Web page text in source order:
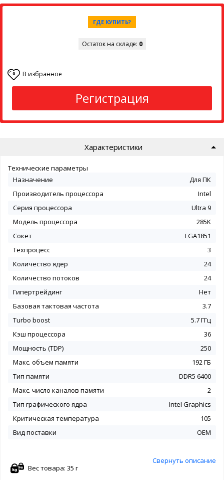
ГДЕ КУПИТЬ?
Остаток на складе: 0
0 В избранное
Регистрация
Характеристики
Технические параметры
Назначение
Для ПК
Производитель процессора
Intel
Серия процессора
Ultra 9
Модель процессора
285K
Сокет
LGA1851
Техпроцесс
3
Количество ядер
24
Количество потоков
24
Гипертрейдинг
Нет
Базовая тактовая частота
3.7
Turbo boost
5.7 ГГц
Кэш процессора
36
Мощность (TDP)
250
Макс. объем памяти
192 ГБ
Тип памяти
DDR5 6400
Макс. число каналов памяти
2
Тип графического ядра
Intel Graphics
Критическая температура
105
Вид поставки
OEM
Свернуть описание
Вес товара: 35 г